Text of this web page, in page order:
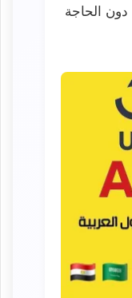
دون الحاجة